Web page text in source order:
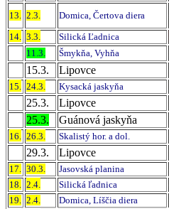
13.
2.3. Domica, Čertova diera
14.
3.3. Silická Ľadnica
11.3.
Šmykňa, Vyhňa
15.3. Lipovce
15.
24.3. Kysacká jaskyňa
25.3. Lipovce
25.3. Guánová jaskyňa
16. 26.3. Skalistý hor. a dol.
29.3. Lipovce
17. 30.3. Jasovská planina
18.
2.4. Silická ľadnica
19.
2.4. Domica, Líščia diera